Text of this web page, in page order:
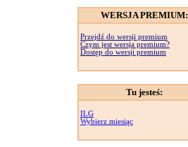
WERSJA PREMIUM:
Przejdź do wersji premium
Czym jest wersja premium?
Dostęp do wersji premium
Tu jesteś:
ILG
Wybierz miesiąc